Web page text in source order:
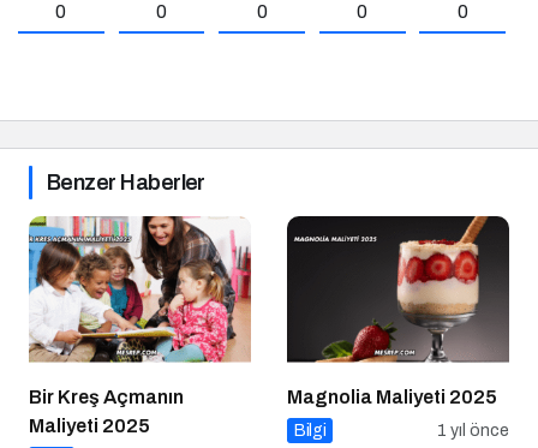
0 0 0 0 0
Benzer Haberler
Bir Kreş Açmanın
Maliyeti 2025
Magnolia Maliyeti 2025
Bilgi 1 yıl önce